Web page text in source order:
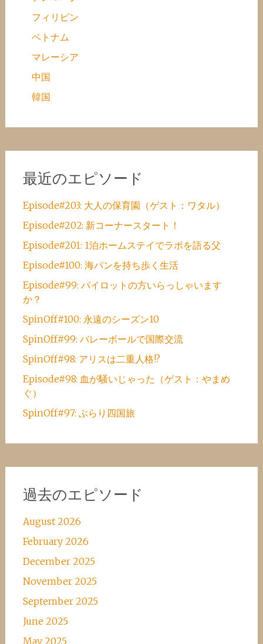
フィリピン
ベトナム
マレーシア
中国
韓国
最近のエピソード
Episode#203: 大人の保育園（ゲスト：ワタル）
Episode#202: 新コーナースタート！
Episode#201: 1泊ホームステイでラボを語る父
Episode#100: 海パンを持ち歩く生活
Episode#99: パイロットの方いらっしゃいます
か？
SpinOff#100: 永遠のシーズン10
SpinOff#99: バレーボールで国際交流
SpinOff#98: アリスは二重人格!?
Episode#98: 血が騒いじゃった（ゲスト：やまめ
ぐ）
SpinOff#97: ぶらり四国旅
過去のエピソード
August 2026
February 2026
December 2025
November 2025
September 2025
June 2025
May 2025